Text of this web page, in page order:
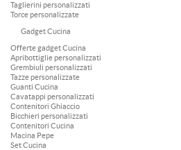
Taglierini personalizzati
Torce personalizzate
Gadget Cucina
Offerte gadget Cucina
Apribottiglie personalizzati
Grembiuli personalizzati
Tazze personalizzate
Guanti Cucina
Cavatappi personalizzati
Contenitori Ghiaccio
Bicchieri personalizzati
Contenitori Cucina
Macina Pepe
Set Cucina